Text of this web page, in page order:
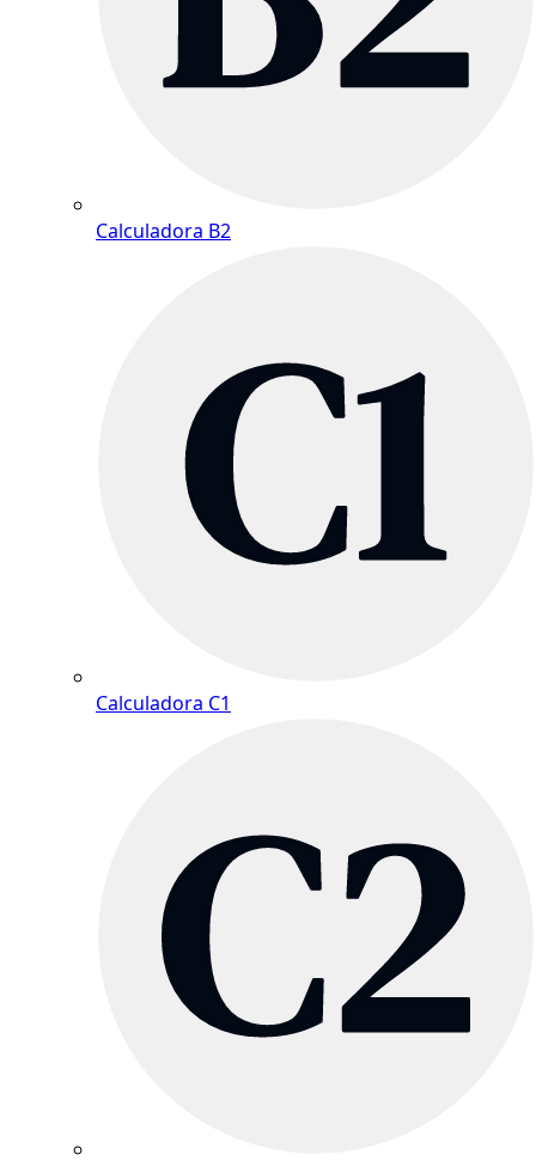
Calculadora B2
Calculadora C1